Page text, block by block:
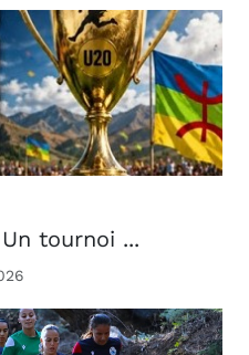
tournoi ...